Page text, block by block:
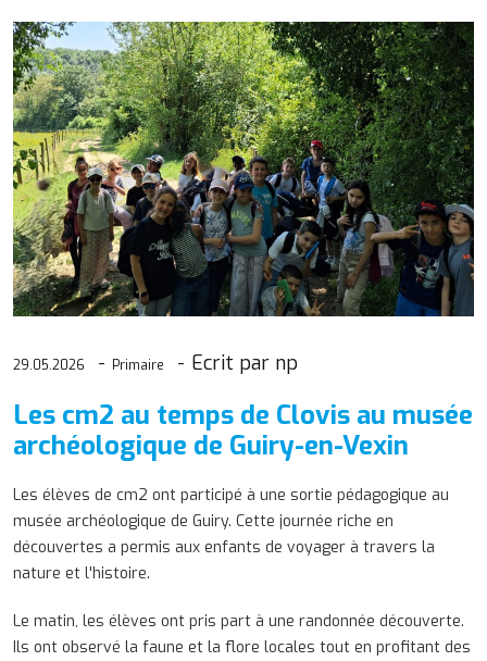
29.05.2026 Primaire Ecrit par np
Les cm2 au temps de Clovis au musée
archéologique de Guiry-en-Vexin
Les élèves de cm2 ont participé à une sortie pédagogique au
musée archéologique de Guiry. Cette journée riche en
découvertes a permis aux enfants de voyager à travers la
nature et l'histoire.
Le matin, les élèves ont pris part à une randonnée découverte.
Ils ont observé la faune et la flore locales tout en profitant des